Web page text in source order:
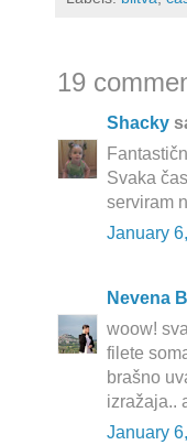
19
Shacky
Svaka
serviram
January
Nevena
woow!
filete
brašno
izražaja..
January